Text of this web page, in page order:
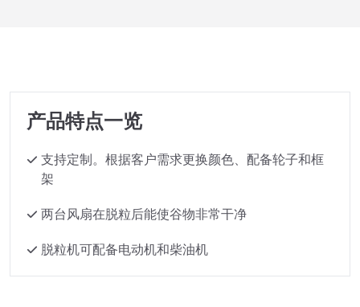
产品特点一览
支持定制。根据客户需求更换颜色、配备轮子和框
架
两台风扇在脱粒后能使谷物非常干净
脱粒机可配备电动机和柴油机